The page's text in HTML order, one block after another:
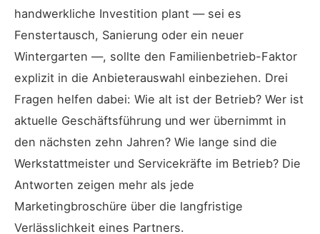
handwerkliche Investition plant — sei es
Fenstertausch, Sanierung oder ein neuer
Wintergarten —, sollte den Familienbetrieb-Faktor
explizit in die Anbieterauswahl einbeziehen. Drei
Fragen helfen dabei: Wie alt ist der Betrieb? Wer ist
aktuelle Geschäftsführung und wer übernimmt in
den nächsten zehn Jahren? Wie lange sind die
Werkstattmeister und Servicekräfte im Betrieb? Die
Antworten zeigen mehr als jede
Marketingbroschüre über die langfristige
Verlässlichkeit eines Partners.